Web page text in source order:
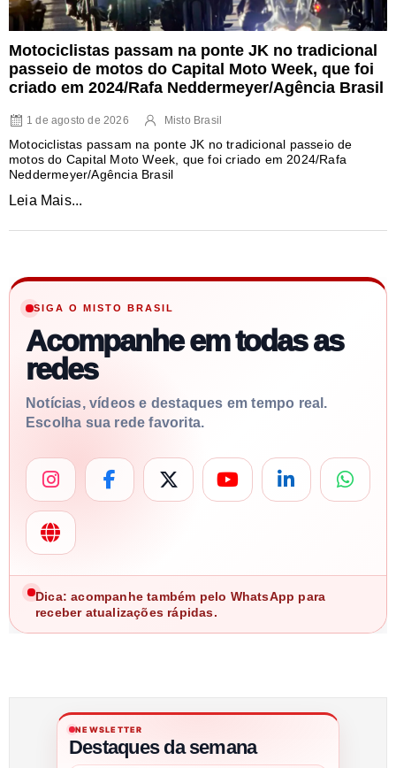
Motociclistas passam na ponte JK no tradicional
passeio de motos do Capital Moto Week, que foi
criado em 2024/Rafa Neddermeyer/Agência Brasil
1 de agosto de 2026 Misto Brasil
Motociclistas passam na ponte JK no tradicional passeio de
motos do Capital Moto Week, que foi criado em 2024/Rafa
Neddermeyer/Agência Brasil
Leia Mais...
SIGA O MISTO BRASIL
Acompanhe em todas as
redes
Notícias, vídeos e destaques em tempo real.
Escolha sua rede favorita.
Dica: acompanhe também pelo WhatsApp para
receber atualizações rápidas.
NEWSLETTER
Destaques da semana